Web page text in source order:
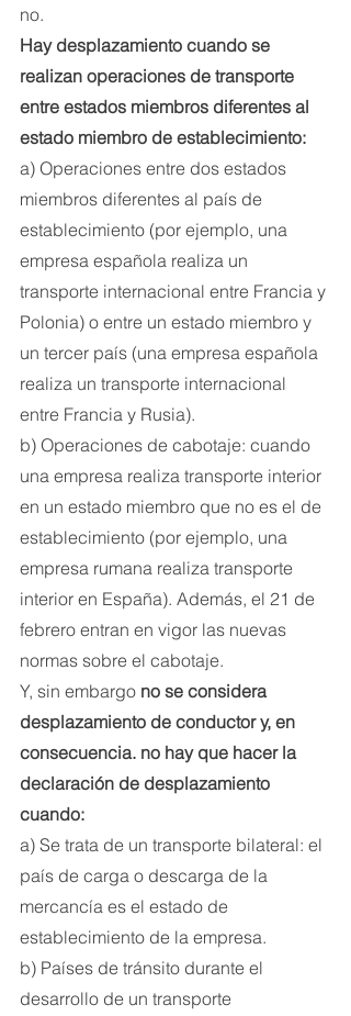
no.
Hay desplazamiento cuando se
realizan operaciones de transporte
entre estados miembros diferentes al
estado miembro de establecimiento:
a) Operaciones entre dos estados
miembros diferentes al país de
establecimiento (por ejemplo, una
empresa española realiza un
transporte internacional entre Francia y
Polonia) o entre un estado miembro y
un tercer país (una empresa española
realiza un transporte internacional
entre Francia y Rusia).
b) Operaciones de cabotaje: cuando
una empresa realiza transporte interior
en un estado miembro que no es el de
establecimiento (por ejemplo, una
empresa rumana realiza transporte
interior en España). Además, el 21 de
febrero entran en vigor las nuevas
normas sobre el cabotaje.
Y, sin embargo no se considera
desplazamiento de conductor y, en
consecuencia. no hay que hacer la
declaración de desplazamiento
cuando:
a) Se trata de un transporte bilateral: el
país de carga o descarga de la
mercancía es el estado de
establecimiento de la empresa.
b) Países de tránsito durante el
desarrollo de un transporte